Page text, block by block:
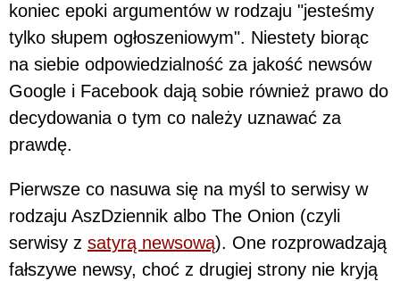
koniec epoki argumentów w rodzaju "jesteśmy
tylko słupem ogłoszeniowym". Niestety biorąc
na siebie odpowiedzialność za jakość newsów
Google i Facebook dają sobie również prawo do
decydowania o tym co należy uznawać za
prawdę.
Pierwsze co nasuwa się na myśl to serwisy w
rodzaju AszDziennik albo The Onion (czyli
serwisy z satyrą newsową). One rozprowadzają
fałszywe newsy, choć z drugiej strony nie kryją